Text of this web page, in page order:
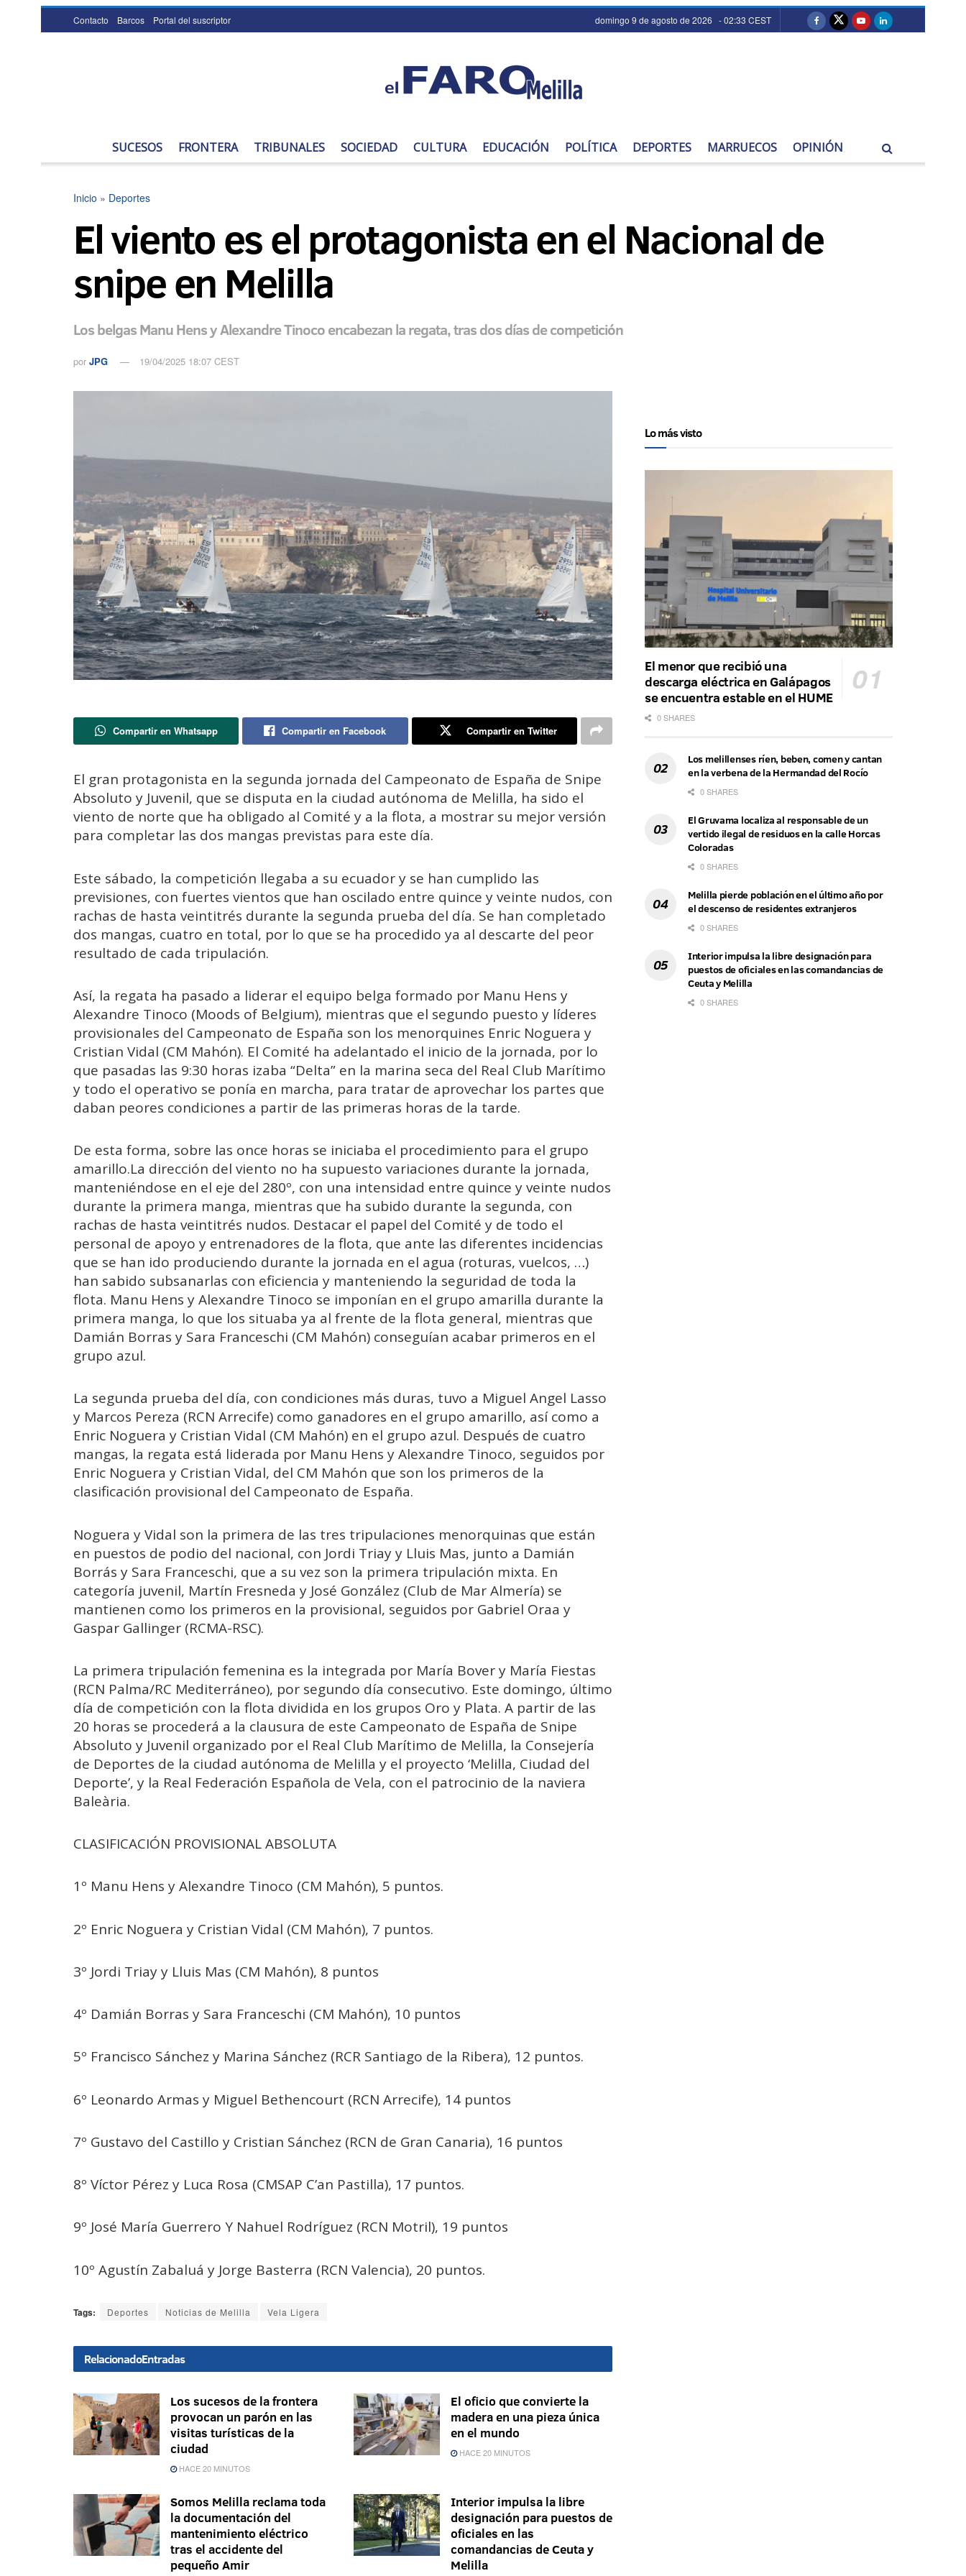
Contacto Barcos Portal del suscriptor domingo 9 de agosto de 2026 - 02:33 CEST
SUCESOS FRONTERA TRIBUNALES SOCIEDAD CULTURA EDUCACIÓN POLÍTICA DEPORTES MARRUECOS OPINIÓN
Inicio » Deportes
El viento es el protagonista en el Nacional de
snipe en Melilla
Los belgas Manu Hens y Alexandre Tinoco encabezan la regata, tras dos días de competición
por JPG 19/04/2025 18:07 CEST
Compartir en Whatsapp Compartir en Facebook Compartir en Twitter
El gran protagonista en la segunda jornada del Campeonato de España de Snipe
Absoluto y Juvenil, que se disputa en la ciudad autónoma de Melilla, ha sido el
viento de norte que ha obligado al Comité y a la flota, a mostrar su mejor versión
para completar las dos mangas previstas para este día.
Este sábado, la competición llegaba a su ecuador y se han cumplido las
previsiones, con fuertes vientos que han oscilado entre quince y veinte nudos, con
rachas de hasta veintitrés durante la segunda prueba del día. Se han completado
dos mangas, cuatro en total, por lo que se ha procedido ya al descarte del peor
resultado de cada tripulación.
Así, la regata ha pasado a liderar el equipo belga formado por Manu Hens y
Alexandre Tinoco (Moods of Belgium), mientras que el segundo puesto y líderes
provisionales del Campeonato de España son los menorquines Enric Noguera y
Cristian Vidal (CM Mahón). El Comité ha adelantado el inicio de la jornada, por lo
que pasadas las 9:30 horas izaba “Delta” en la marina seca del Real Club Marítimo
y todo el operativo se ponía en marcha, para tratar de aprovechar los partes que
daban peores condiciones a partir de las primeras horas de la tarde.
De esta forma, sobre las once horas se iniciaba el procedimiento para el grupo
amarillo.La dirección del viento no ha supuesto variaciones durante la jornada,
manteniéndose en el eje del 280º, con una intensidad entre quince y veinte nudos
durante la primera manga, mientras que ha subido durante la segunda, con
rachas de hasta veintitrés nudos. Destacar el papel del Comité y de todo el
personal de apoyo y entrenadores de la flota, que ante las diferentes incidencias
que se han ido produciendo durante la jornada en el agua (roturas, vuelcos, …)
han sabido subsanarlas con eficiencia y manteniendo la seguridad de toda la
flota. Manu Hens y Alexandre Tinoco se imponían en el grupo amarilla durante la
primera manga, lo que los situaba ya al frente de la flota general, mientras que
Damián Borras y Sara Franceschi (CM Mahón) conseguían acabar primeros en el
grupo azul.
La segunda prueba del día, con condiciones más duras, tuvo a Miguel Angel Lasso
y Marcos Pereza (RCN Arrecife) como ganadores en el grupo amarillo, así como a
Enric Noguera y Cristian Vidal (CM Mahón) en el grupo azul. Después de cuatro
mangas, la regata está liderada por Manu Hens y Alexandre Tinoco, seguidos por
Enric Noguera y Cristian Vidal, del CM Mahón que son los primeros de la
clasificación provisional del Campeonato de España.
Noguera y Vidal son la primera de las tres tripulaciones menorquinas que están
en puestos de podio del nacional, con Jordi Triay y Lluis Mas, junto a Damián
Borrás y Sara Franceschi, que a su vez son la primera tripulación mixta. En
categoría juvenil, Martín Fresneda y José González (Club de Mar Almería) se
mantienen como los primeros en la provisional, seguidos por Gabriel Oraa y
Gaspar Gallinger (RCMA-RSC).
La primera tripulación femenina es la integrada por María Bover y María Fiestas
(RCN Palma/RC Mediterráneo), por segundo día consecutivo. Este domingo, último
día de competición con la flota dividida en los grupos Oro y Plata. A partir de las
20 horas se procederá a la clausura de este Campeonato de España de Snipe
Absoluto y Juvenil organizado por el Real Club Marítimo de Melilla, la Consejería
de Deportes de la ciudad autónoma de Melilla y el proyecto ‘Melilla, Ciudad del
Deporte’, y la Real Federación Española de Vela, con el patrocinio de la naviera
Baleària.
CLASIFICACIÓN PROVISIONAL ABSOLUTA
1º Manu Hens y Alexandre Tinoco (CM Mahón), 5 puntos.
2º Enric Noguera y Cristian Vidal (CM Mahón), 7 puntos.
3º Jordi Triay y Lluis Mas (CM Mahón), 8 puntos
4º Damián Borras y Sara Franceschi (CM Mahón), 10 puntos
5º Francisco Sánchez y Marina Sánchez (RCR Santiago de la Ribera), 12 puntos.
6º Leonardo Armas y Miguel Bethencourt (RCN Arrecife), 14 puntos
7º Gustavo del Castillo y Cristian Sánchez (RCN de Gran Canaria), 16 puntos
8º Víctor Pérez y Luca Rosa (CMSAP C’an Pastilla), 17 puntos.
9º José María Guerrero Y Nahuel Rodríguez (RCN Motril), 19 puntos
10º Agustín Zabaluá y Jorge Basterra (RCN Valencia), 20 puntos.
Tags: Deportes Noticias de Melilla Vela Ligera
RelacionadoEntradas
Los sucesos de la frontera
provocan un parón en las
visitas turísticas de la
ciudad
HACE 20 MINUTOS
El oficio que convierte la
madera en una pieza única
en el mundo
HACE 20 MINUTOS
Somos Melilla reclama toda
la documentación del
mantenimiento eléctrico
tras el accidente del
pequeño Amir
Interior impulsa la libre
designación para puestos de
oficiales en las
comandancias de Ceuta y
Melilla
Lo más visto
El menor que recibió una
descarga eléctrica en Galápagos
se encuentra estable en el HUME
0 SHARES
Los melillenses ríen, beben, comen y cantan
en la verbena de la Hermandad del Rocío
0 SHARES
El Gruvama localiza al responsable de un
vertido ilegal de residuos en la calle Horcas
Coloradas
0 SHARES
Melilla pierde población en el último año por
el descenso de residentes extranjeros
0 SHARES
Interior impulsa la libre designación para
puestos de oficiales en las comandancias de
Ceuta y Melilla
0 SHARES